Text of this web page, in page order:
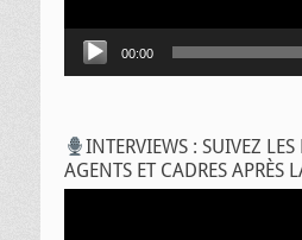
00:00
INTERVIEWS : SUIVEZ
AGENTS ET CADRES APRÈS